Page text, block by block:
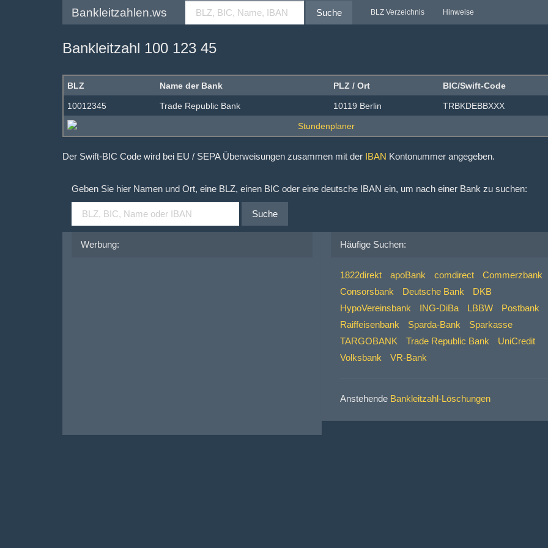
Bankleitzahlen.ws Suche BLZ Verzeichnis Hinweise
Bankleitzahl 100 123 45
BLZ Name der Bank PLZ / Ort BIC/Swift-Code
10012345 Trade Republic Bank 10119 Berlin TRBKDEBBXXX
Der Swift-BIC Code wird bei EU / SEPA Überweisungen zusammen mit der IBAN Kontonummer angegeben.
Geben Sie hier Namen und Ort, eine BLZ, einen BIC oder eine deutsche IBAN ein, um nach einer Bank zu suchen:
Suche
Werbung: Häufige Suchen:
1822direkt apoBank comdirect
Commerzbank
Consorsbank
Deutsche Bank
DKB
HypoVereinsbank
ING-DiBa LBBW
Postbank
Raiffeisenbank
Sparda-Bank
Sparkasse
TARGOBANK
Trade Republic Bank
UniCredit
Volksbank
VR-Bank
Anstehende Bankleitzahl-Löschungen